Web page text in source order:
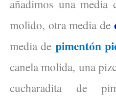
añadimos una media
molido, otra media de
media de pimentón
canela molida, una
cucharadita de